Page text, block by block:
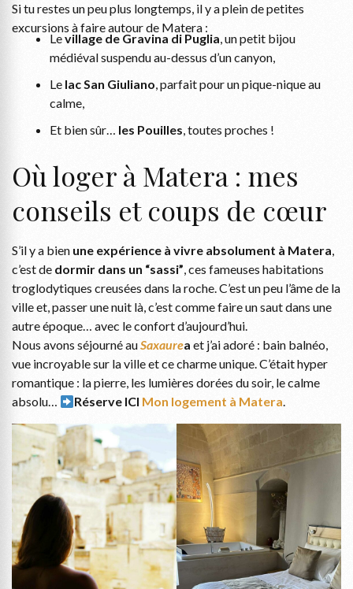
Si tu restes un peu plus longtemps, il y a plein de petites
excursions à faire autour de Matera :
Levillage de Gravina di Puglia, un petit bijou
médiéval suspendu au-dessus d’un canyon,
Le lac San Giuliano, parfait pour un pique-nique au
calme,
Et bien sûr… les Pouilles, toutes proches !
Où loger à Matera : mes
conseils et coups de cœur
S’il y a bien une expérience à vivre absolument à Matera,
c’est de dormir dans un “sassi”, ces fameuses habitations
troglodytiques creusées dans la roche. C’est un peu l’âme de la
ville et, passer une nuit là, c’est comme faire un saut dans une
autre époque… avec le confort d’aujourd’hui.
Nous avons séjourné auSaxaurea et j’ai adoré : bain balnéo,
vue incroyable sur la ville et ce charme unique. C’était hyper
romantique : la pierre, les lumières dorées du soir, le calme
absolu…
Réserve ICI Mon logement à Matera.